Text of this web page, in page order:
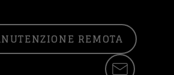
REMOTA